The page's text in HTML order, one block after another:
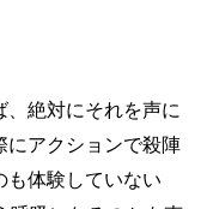
絶対にそれを声に
にアクションで殺陣
も体験していない